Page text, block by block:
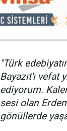
"Türk
Bayazıt'ı vefat
ediyorum.
sesi olan
gönüllerde